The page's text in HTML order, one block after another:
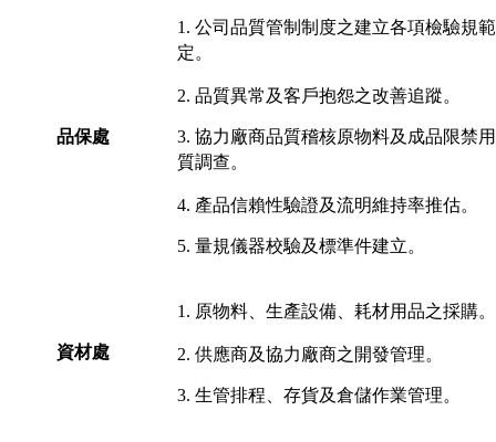
品保處
1. 公司品質管制制度之建立各項檢驗規
定。
2. 品質異常及客戶抱怨之改善追蹤。
3. 協力廠商品質稽核原物料及成品限禁
質調查。
4. 產品信賴性驗證及流明維持率推估。
5. 量規儀器校驗及標準件建立。
資材處
1. 原物料、生產設備、耗材用品之採購
2. 供應商及協力廠商之開發管理。
3. 生管排程、存貨及倉儲作業管理。